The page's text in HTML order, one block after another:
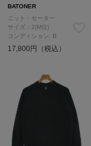
BATONER
ニット・セーター
サイズ：2(M位)
コンディション: B
17,800円（税込）